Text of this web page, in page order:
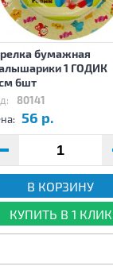
бумажная
1 ГОДИК
6шт
80141
56 р.
В КОРЗИНУ
КУПИТЬ В 1 КЛИК